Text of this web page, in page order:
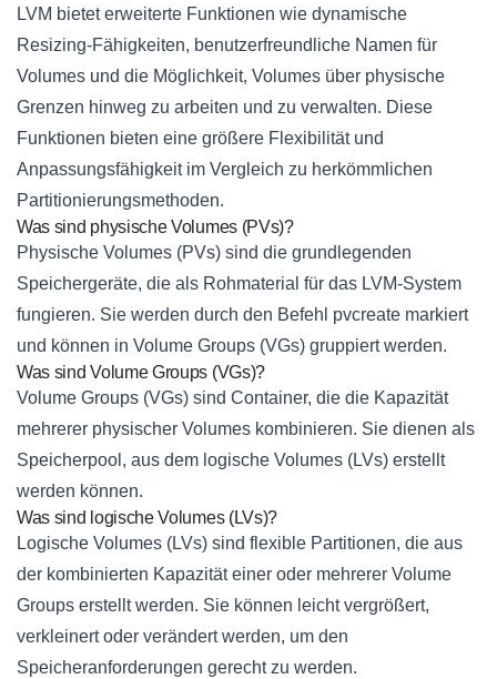
LVM bietet erweiterte Funktionen wie dynamische
Resizing-Fähigkeiten, benutzerfreundliche Namen für
Volumes und die Möglichkeit, Volumes über physische
Grenzen hinweg zu arbeiten und zu verwalten. Diese
Funktionen bieten eine größere Flexibilität und
Anpassungsfähigkeit im Vergleich zu herkömmlichen
Partitionierungsmethoden.
Was sind physische Volumes (PVs)?
Physische Volumes (PVs) sind die grundlegenden
Speichergeräte, die als Rohmaterial für das LVM-System
fungieren. Sie werden durch den Befehl pvcreate markiert
und können in Volume Groups (VGs) gruppiert werden.
Was sind Volume Groups (VGs)?
Volume Groups (VGs) sind Container, die die Kapazität
mehrerer physischer Volumes kombinieren. Sie dienen als
Speicherpool, aus dem logische Volumes (LVs) erstellt
werden können.
Was sind logische Volumes (LVs)?
Logische Volumes (LVs) sind flexible Partitionen, die aus
der kombinierten Kapazität einer oder mehrerer Volume
Groups erstellt werden. Sie können leicht vergrößert,
verkleinert oder verändert werden, um den
Speicheranforderungen gerecht zu werden.